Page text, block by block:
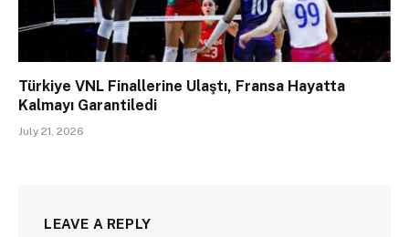
Türkiye VNL Finallerine Ulaştı, Fransa Hayatta
Kalmayı Garantiledi
July 21, 2026
LEAVE A REPLY